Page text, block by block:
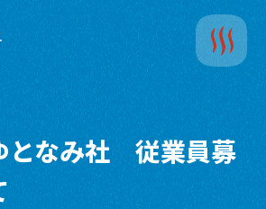
となみ社 従業員募